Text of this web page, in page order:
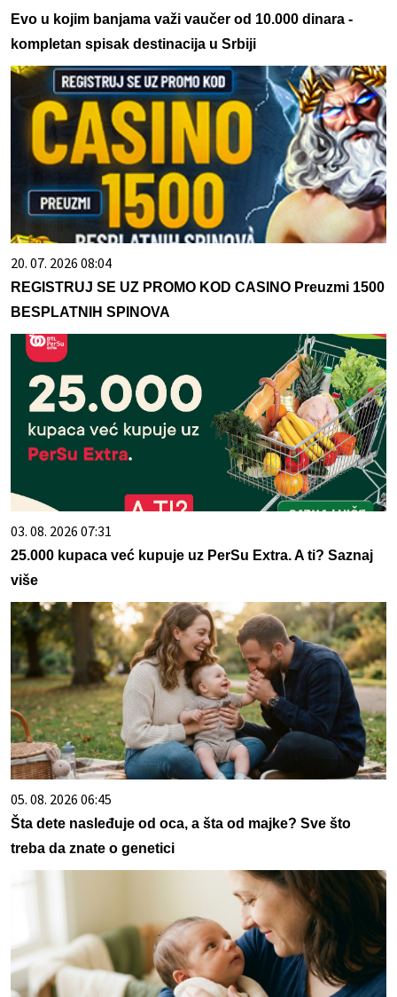
Evo u kojim banjama važi vaučer od 10.000 dinara -
kompletan spisak destinacija u Srbiji
20. 07. 2026 08:04
REGISTRUJ SE UZ PROMO KOD CASINO Preuzmi 1500
BESPLATNIH SPINOVA
03. 08. 2026 07:31
25.000 kupaca već kupuje uz PerSu Extra. A ti? Saznaj
više
05. 08. 2026 06:45
Šta dete nasleđuje od oca, a šta od majke? Sve što
treba da znate o genetici